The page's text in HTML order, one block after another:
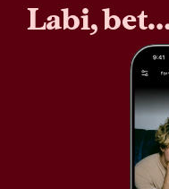
Labi,